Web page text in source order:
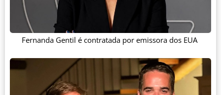
Fernanda Gentil é contratada por emissora dos EUA